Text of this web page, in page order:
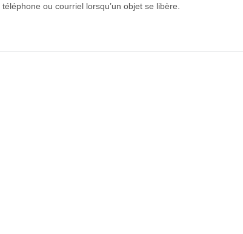
ou courriel lorsqu’un objet se libère.